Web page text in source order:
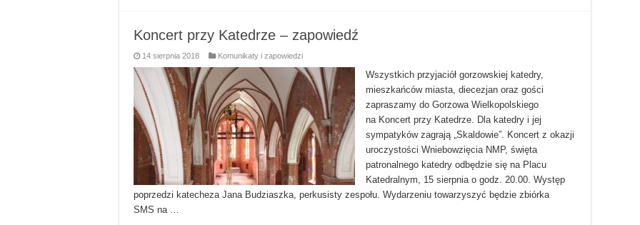
Koncert przy Katedrze – zapowiedź
14 sierpnia 2018 Komunikaty i zapowiedzi
Wszystkich przyjaciół gorzowskiej katedry,
mieszkańców miasta, diecezjan oraz gości
zapraszamy do Gorzowa Wielkopolskiego
na Koncert przy Katedrze. Dla katedry i jej
sympatyków zagrają „Skaldowie”. Koncert z okazji
uroczystości Wniebowzięcia NMP, święta
patronalnego katedry odbędzie się na Placu
Katedralnym, 15 sierpnia o godz. 20.00. Występ
poprzedzi katecheza Jana Budziaszka, perkusisty zespołu. Wydarzeniu towarzyszyć będzie zbiórka
SMS na …